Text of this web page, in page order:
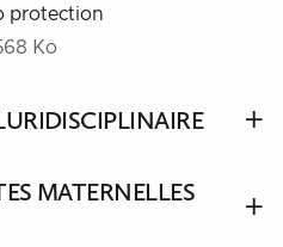
protection
Ko
MATERNELLES